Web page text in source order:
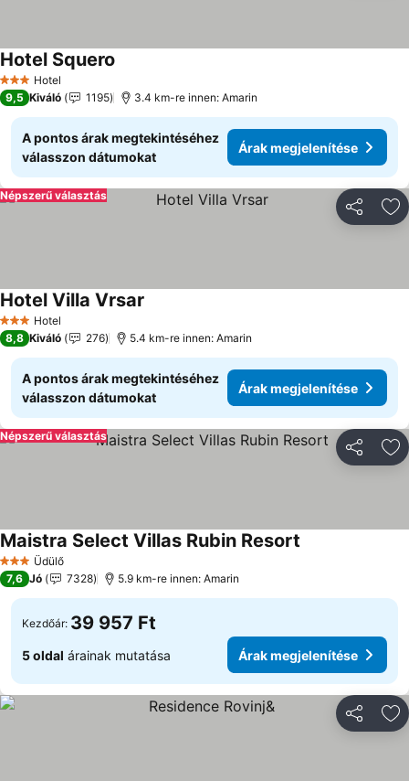
3 Kategória
Hotel
Hotel Squero
9,5 Kiváló 1195 3.4 km-re innen: Amarin
A pontos árak megtekintéséhez
válasszon dátumokat
Árak megjelenítése
Népszerű választás
3 Kategória
Hotel
Hotel Villa Vrsar
8,8 Kiváló 276 5.4 km-re innen: Amarin
A pontos árak megtekintéséhez
válasszon dátumokat
Árak megjelenítése
Népszerű választás
3 Kategória
Üdülő
Maistra Select Villas Rubin Resort
7,6 Jó 7328 5.9 km-re innen: Amarin
Kezdőár: 39 957 Ft
5 oldal árainak mutatása Árak megjelenítése